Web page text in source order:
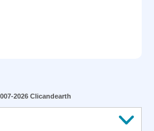
2026 Clicandearth